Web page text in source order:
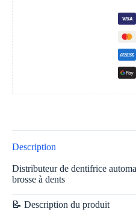
Description
Distributeur de dentifrice
brosse à dents
📝 Description du produit